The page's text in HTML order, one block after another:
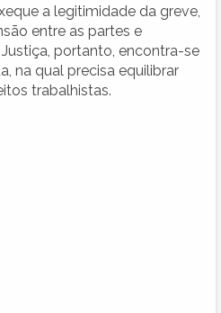
a legitimidade da greve,
entre as partes e
portanto, encontra-se
na qual precisa equilibrar
trabalhistas.